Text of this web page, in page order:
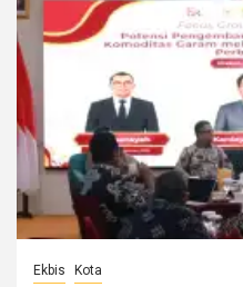
Ekbis Kota